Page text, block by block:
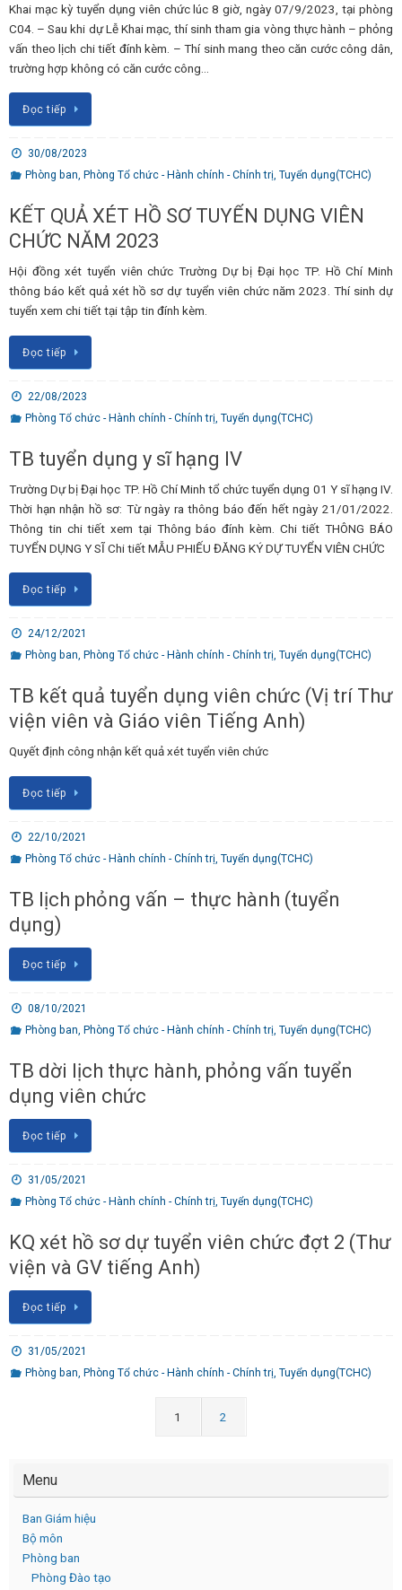
Khai mạc kỳ tuyển dụng viên chức lúc 8 giờ, ngày 07/9/2023, tại phòng
C04. – Sau khi dự Lễ Khai mạc, thí sinh tham gia vòng thực hành – phỏng
vấn theo lịch chi tiết đính kèm. – Thí sinh mang theo căn cước công dân,
trường hợp không có căn cước công…
Đọc tiếp
30/08/2023
Phòng ban, Phòng Tổ chức - Hành chính - Chính trị, Tuyển dụng(TCHC)
KẾT QUẢ XÉT HỒ SƠ TUYỂN DỤNG VIÊN
CHỨC NĂM 2023
Hội đồng xét tuyển viên chức Trường Dự bị Đại học TP. Hồ Chí Minh
thông báo kết quả xét hồ sơ dự tuyển viên chức năm 2023. Thí sinh dự
tuyển xem chi tiết tại tập tin đính kèm.
Đọc tiếp
22/08/2023
Phòng Tổ chức - Hành chính - Chính trị, Tuyển dụng(TCHC)
TB tuyển dụng y sĩ hạng IV
Trường Dự bị Đại học TP. Hồ Chí Minh tổ chức tuyển dụng 01 Y sĩ hạng IV.
Thời hạn nhận hồ sơ: Từ ngày ra thông báo đến hết ngày 21/01/2022.
Thông tin chi tiết xem tại Thông báo đính kèm. Chi tiết THÔNG BÁO
TUYỂN DỤNG Y SĨ Chi tiết MẪU PHIẾU ĐĂNG KÝ DỰ TUYỂN VIÊN CHỨC
Đọc tiếp
24/12/2021
Phòng ban, Phòng Tổ chức - Hành chính - Chính trị, Tuyển dụng(TCHC)
TB kết quả tuyển dụng viên chức (Vị trí Thư
viện viên và Giáo viên Tiếng Anh)
Quyết định công nhận kết quả xét tuyển viên chức
Đọc tiếp
22/10/2021
Phòng Tổ chức - Hành chính - Chính trị, Tuyển dụng(TCHC)
TB lịch phỏng vấn – thực hành (tuyển
dụng)
Đọc tiếp
08/10/2021
Phòng ban, Phòng Tổ chức - Hành chính - Chính trị, Tuyển dụng(TCHC)
TB dời lịch thực hành, phỏng vấn tuyển
dụng viên chức
Đọc tiếp
31/05/2021
Phòng Tổ chức - Hành chính - Chính trị, Tuyển dụng(TCHC)
KQ xét hồ sơ dự tuyển viên chức đợt 2 (Thư
viện và GV tiếng Anh)
Đọc tiếp
31/05/2021
Phòng ban, Phòng Tổ chức - Hành chính - Chính trị, Tuyển dụng(TCHC)
1 2
Menu
Ban Giám hiệu
Bộ môn
Phòng ban
Phòng Đào tạo